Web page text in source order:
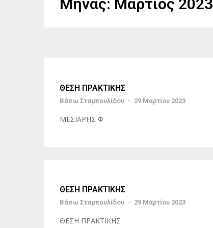
Μήνας: Μάρτιος 2023
ΘΕΣΗ ΠΡΑΚΤΙΚΗΣ
Βάσω Σταμπουλίδου - 29 Μαρτίου 2023
ΜΕΣΙΑΡΗΣ Φ
ΘΕΣΗ ΠΡΑΚΤΙΚΗΣ
Βάσω Σταμπουλίδου - 29 Μαρτίου 2023
ΘΕΣΗ ΠΡΑΚΤΙΚΗΣ